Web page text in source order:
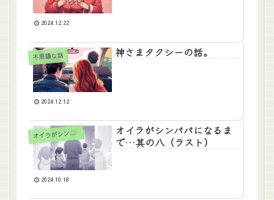
2024.12.22
不思議な話 神さまタクシーの話。
2024.12.12
オイラがシンパパになるまで
オイラがシンパパになるま
で…其の八（ラスト）
2024.10.18